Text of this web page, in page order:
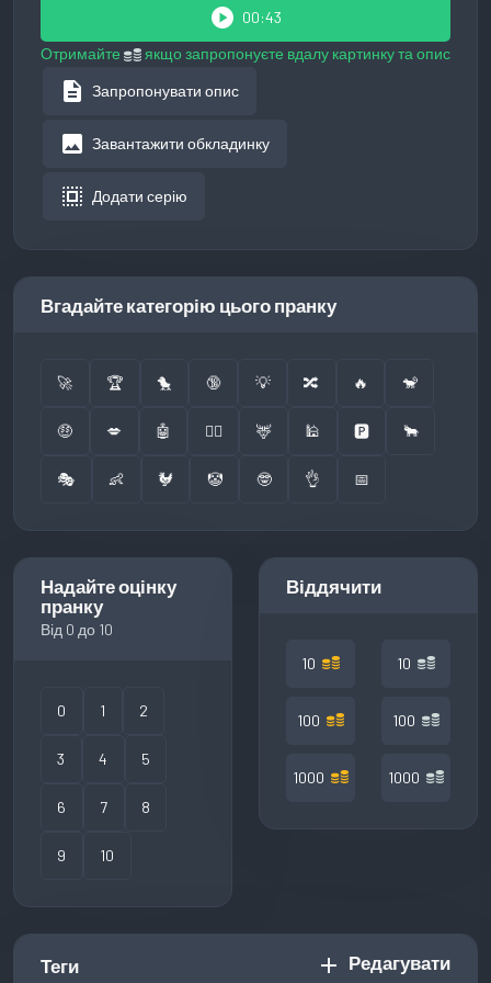
play_circle 00:43
Отримайте
якщо запропонуєте вдалу картинку та опис
description Запропонувати опис
image Завантажити обкладинку
select_all Додати серію
Вгадайте категорію цього пранку
🚀 🏆 🐤 🔞 💡 🔀 🔥 🐒
🤑 💋 🤖 👮‍♂️ 🦌 🕌 🅿️ 🐂
🎭 👶 🐓 🤡 🤓 👌 📅
Надайте оцінку
пранку
Від 0 до 10
0 1 2
3 4 5
6 7 8
9 10
Віддячити
10
100
1000
10
100
1000
Теги add Редагувати